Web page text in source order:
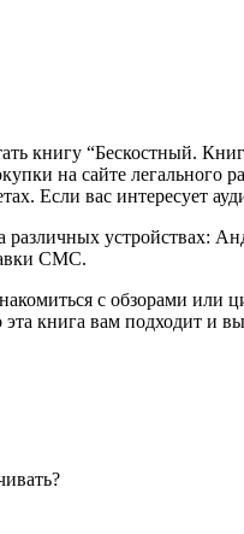
книгу “Бескостный.
на сайте
Если вас интересует
устройствах:
СМС.
с обзорами
книга вам подходит и